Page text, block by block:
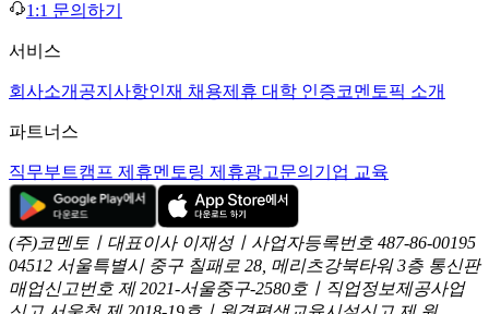
1:1 문의하기
서비스
회사소개 공지사항인재 채용제휴 대학 인증코멘토픽 소개
파트너스
직무부트캠프 제휴멘토링 제휴광고문의 기업 교육
(주)코멘토ㅣ대표이사 이재성ㅣ사업자등록번호 487-86-00195
04512 서울특별시 중구 칠패로 28, 메리츠강북타워 3층 통신판
매업신고번호 제 2021-서울중구-2580호ㅣ직업정보제공사업